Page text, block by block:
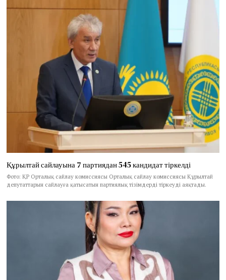
Құрылтай сайлауына 7 партиядан 545 кандидат тіркелді
Фото: ҚР Орталық сайлау комиссиясы Орталық сайлау комиссиясы Құрылтай
депутаттарын сайлауға қатысатын партиялық тізімдерді тіркеуді аяқтады.